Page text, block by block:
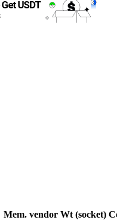
Mem. vendor Wt (socket)